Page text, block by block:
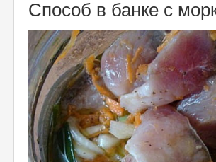
Способ в банке с